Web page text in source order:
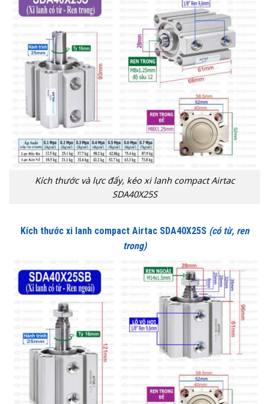
Kích thước và lực đẩy, kéo xi lanh compact Airtac
SDA40X25S
Kích thước xi lanh compact Airtac SDA40X25S(có từ, ren
trong)